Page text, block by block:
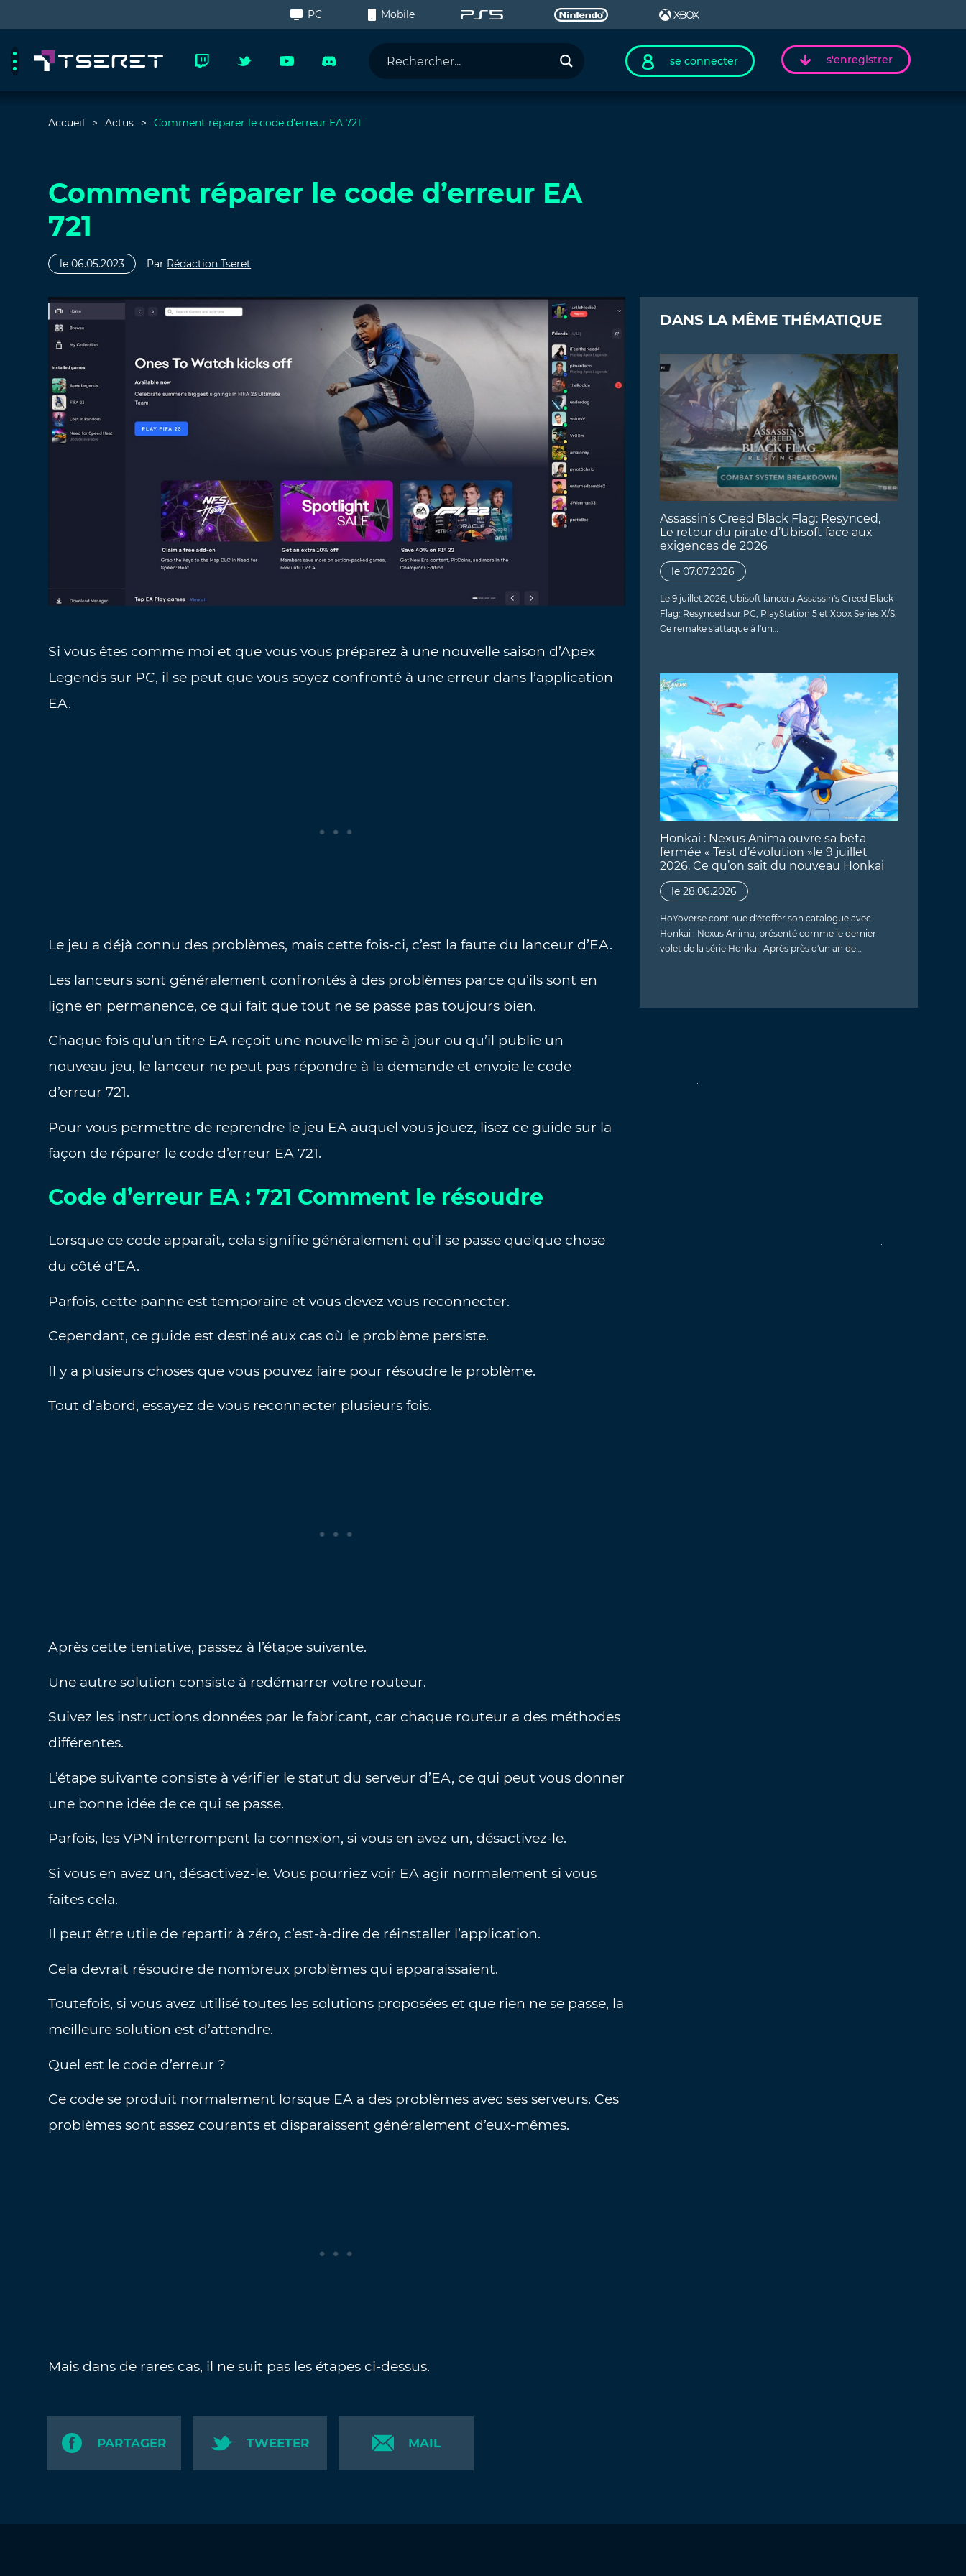
PC Mobile
se connecter s'enregistrer
Accueil Actus Comment réparer le code d’erreur EA 721
Comment réparer le code d’erreur EA
721
le 06.05.2023 Par Rédaction Tseret
Si vous êtes comme moi et que vous vous préparez à une nouvelle saison d’Apex
Legends sur PC, il se peut que vous soyez confronté à une erreur dans l’application
EA.
Le jeu a déjà connu des problèmes, mais cette fois-ci, c’est la faute du lanceur d’EA.
Les lanceurs sont généralement confrontés à des problèmes parce qu’ils sont en
ligne en permanence, ce qui fait que tout ne se passe pas toujours bien.
Chaque fois qu’un titre EA reçoit une nouvelle mise à jour ou qu’il publie un
nouveau jeu, le lanceur ne peut pas répondre à la demande et envoie le code
d’erreur 721.
Pour vous permettre de reprendre le jeu EA auquel vous jouez, lisez ce guide sur la
façon de réparer le code d’erreur EA 721.
Code d’erreur EA : 721 Comment le résoudre
Lorsque ce code apparaît, cela signifie généralement qu’il se passe quelque chose
du côté d’EA.
Parfois, cette panne est temporaire et vous devez vous reconnecter.
Cependant, ce guide est destiné aux cas où le problème persiste.
Il y a plusieurs choses que vous pouvez faire pour résoudre le problème.
Tout d’abord, essayez de vous reconnecter plusieurs fois.
Après cette tentative, passez à l’étape suivante.
Une autre solution consiste à redémarrer votre routeur.
Suivez les instructions données par le fabricant, car chaque routeur a des méthodes
différentes.
L’étape suivante consiste à vérifier le statut du serveur d’EA, ce qui peut vous donner
une bonne idée de ce qui se passe.
Parfois, les VPN interrompent la connexion, si vous en avez un, désactivez-le.
Si vous en avez un, désactivez-le. Vous pourriez voir EA agir normalement si vous
faites cela.
Il peut être utile de repartir à zéro, c’est-à-dire de réinstaller l’application.
Cela devrait résoudre de nombreux problèmes qui apparaissaient.
Toutefois, si vous avez utilisé toutes les solutions proposées et que rien ne se passe, la
meilleure solution est d’attendre.
Quel est le code d’erreur ?
Ce code se produit normalement lorsque EA a des problèmes avec ses serveurs. Ces
problèmes sont assez courants et disparaissent généralement d’eux-mêmes.
Mais dans de rares cas, il ne suit pas les étapes ci-dessus.
PARTAGER TWEETER MAIL
DANS LA MÊME THÉMATIQUE
Assassin’s Creed Black Flag: Resynced,
Le retour du pirate d’Ubisoft face aux
exigences de 2026
le 07.07.2026
Le 9 juillet 2026, Ubisoft lancera Assassin's Creed Black
Flag: Resynced sur PC, PlayStation 5 et Xbox Series X/S.
Ce remake s'attaque à l'un…
Honkai : Nexus Anima ouvre sa bêta
fermée « Test d’évolution »le 9 juillet
2026. Ce qu’on sait du nouveau Honkai
le 28.06.2026
HoYoverse continue d'étoffer son catalogue avec
Honkai : Nexus Anima, présenté comme le dernier
volet de la série Honkai. Après près d'un an de…